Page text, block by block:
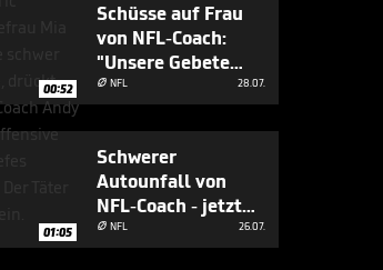
00:52
Schüsse auf Frau
von NFL-Coach:
"Unsere Gebete
sind bei ihnen"
 NFL 28.07.
01:05
Schwerer
Autounfall von
NFL-Coach - jetzt
gibt's ein Update
 NFL 26.07.